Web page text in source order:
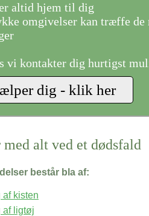
altid hjem til dig
omgivelser kan træffe de
vi kontakter dig hurtigst
alt ved et dødsfald
består bla af:
af kisten
af ligtøj